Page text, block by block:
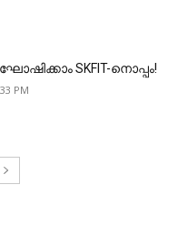
SKFIT-നൊപ്പം!
PM